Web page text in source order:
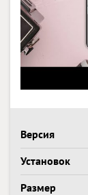
Версия
Установок
Размер